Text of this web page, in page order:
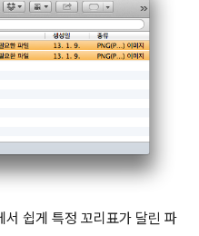
쉽게 특정 꼬리표가 달린 파